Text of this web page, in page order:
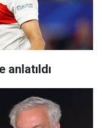
anlatıldı